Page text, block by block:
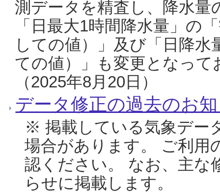
測データを精査し、降水
「日最大1時間降水量」の
しての値）」及び「日降
ての値）」も変更となっ
（2025年8月20日）
データ修正の過去のお
※ 掲載している気象デー
場合があります。 ご利用
認ください。 なお、主な
らせに掲載します。